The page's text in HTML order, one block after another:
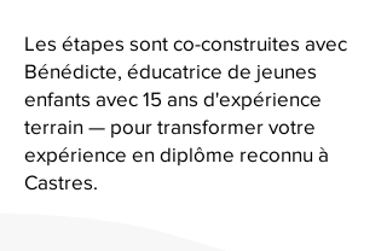
Les étapes sont co-construites avec
Bénédicte, éducatrice de jeunes
enfants avec 15 ans d'expérience
terrain — pour transformer votre
expérience en diplôme reconnu à
Castres.